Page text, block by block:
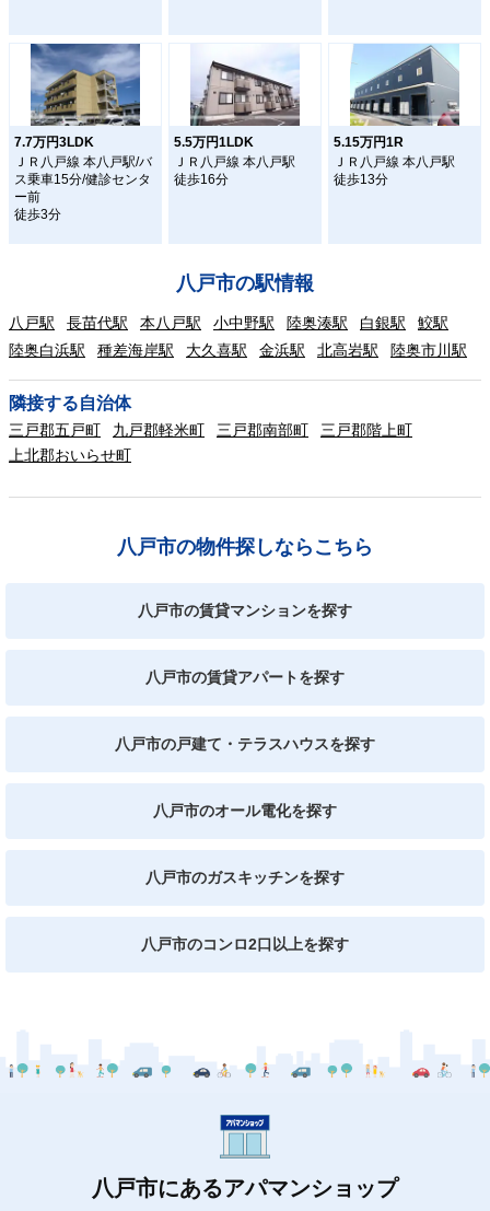
7.7万円3LDK
ＪＲ八戸線 本八戸駅/バ
ス乗車15分/健診センタ
ー前
徒歩3分
5.5万円1LDK
ＪＲ八戸線 本八戸駅
徒歩16分
5.15万円1R
ＪＲ八戸線 本八戸駅
徒歩13分
八戸市の駅情報
八戸駅 長苗代駅 本八戸駅 小中野駅 陸奥湊駅 白銀駅
鮫駅
陸奥白浜駅
種差海岸駅 大久喜駅 金浜駅 北高岩駅 陸奥市川駅
隣接する自治体
三戸郡五戸町 九戸郡軽米町 三戸郡南部町
三戸郡階上町
上北郡おいらせ町
八戸市の物件探しならこちら
八戸市の賃貸マンションを探す
八戸市の賃貸アパートを探す
八戸市の戸建て・テラスハウスを探す
八戸市のオール電化を探す
八戸市のガスキッチンを探す
八戸市のコンロ2口以上を探す
八戸市にあるアパマンショップ